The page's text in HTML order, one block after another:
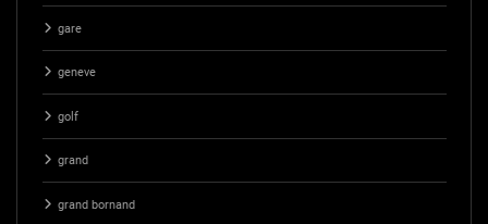
gare
geneve
golf
grand
grand bornand